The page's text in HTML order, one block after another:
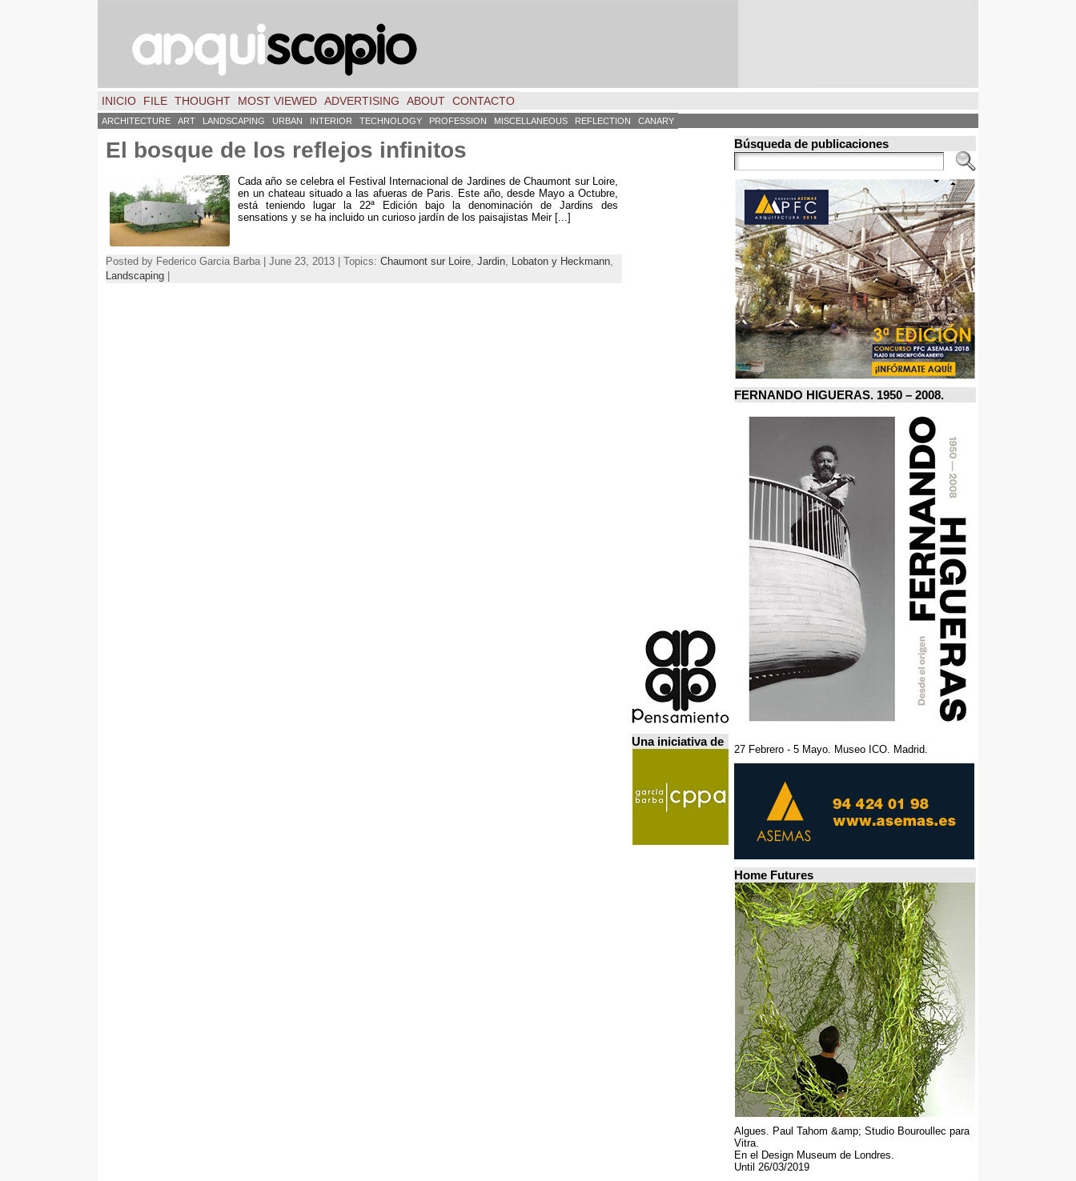
INICIO FILE THOUGHT MOST VIEWED ADVERTISING ABOUT CONTACTO
ARCHITECTURE ART LANDSCAPING URBAN INTERIOR TECHNOLOGY PROFESSION MISCELLANEOUS REFLECTION CANARY
El bosque de los reflejos infinitos
Cada año se celebra el Festival Internacional de Jardines de Chaumont sur Loire
en un chateau situado a las afueras de Paris
Este año,desde Mayo a Octubre
está teniendo lugar la 22ª Edición bajo la denominación de Jardins des
sensations y se ha incluido un curioso jardín de los paisajistas Meir[...]
Posted by Federico Garcia Barba | June 23, 2013 | Topics: Chaumont sur Loire Jardin Lobaton y Heckmann
Landscaping
Una iniciativa de
Búsqueda de publicaciones
FERNANDO HIGUERAS. 1950 – 2008.
27 Febrero - 5 Mayo. Museo ICO. Madrid.
Home Futures
Algues. Paul Tahom &amp; Studio Bouroullec para
Vitra.
En el Design Museum de Londres.
Until 26/03/2019